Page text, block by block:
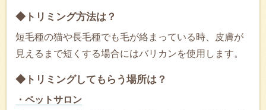
◆トリミング方法は？
短毛種の猫や長毛種でも毛が絡まっている時、皮膚が
見えるまで短くする場合にはバリカンを使用します。
◆トリミングしてもらう場所は？
・ペットサロン